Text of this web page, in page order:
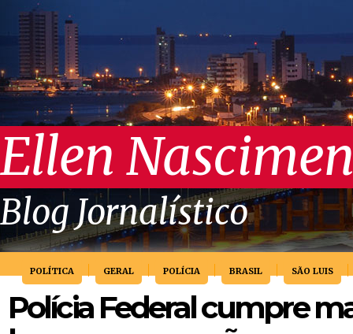
Ellen
Blog Jornalístico
POLÍTICA GERAL POLÍCIA BRASIL SÃO LUIS
Polícia Federal cumpre